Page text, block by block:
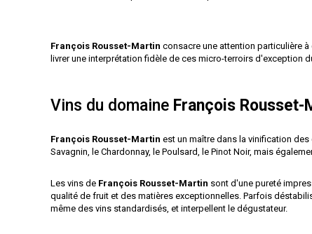
François Rousset-Martin consacre une attention particulière
livrer une interprétation fidèle de ces micro-terroirs d'exception
Vins du domaine François Rousset-
François Rousset-Martin est un maître dans la vinification
Savagnin, le Chardonnay, le Poulsard, le Pinot Noir, mais
Les vins de François Rousset-Martin sont d'une pureté
qualité de fruit et des matières exceptionnelles. Parfois
même des vins standardisés, et interpellent le dégustateur.